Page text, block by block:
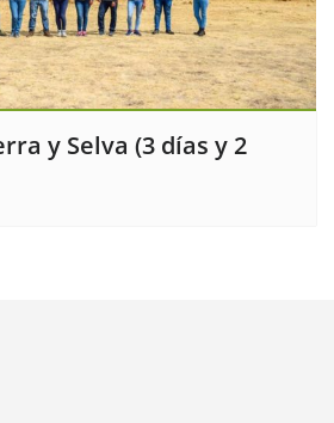
y Selva (3 días y 2